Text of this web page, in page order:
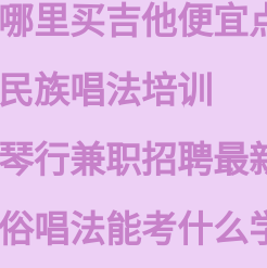
里买吉他便宜
族唱法培训
行兼职招聘最
唱法能考什么